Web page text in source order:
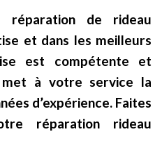
réparation de rideau
et dans les meilleurs
est compétente et
à votre service la
d’expérience. Faites
réparation rideau